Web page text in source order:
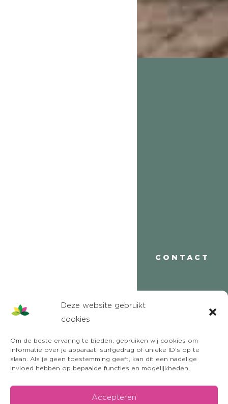
Deze website gebruikt
cookies
Om de beste ervaring te bieden, gebruiken wij cookies om
informatie over je apparaat, surfgedrag of unieke ID's op te
slaan. Als je geen toestemming geeft, kan dit een nadelige
invloed hebben op bepaalde functies en mogelijkheden.
Accepteren
CONTACT
CONTACT